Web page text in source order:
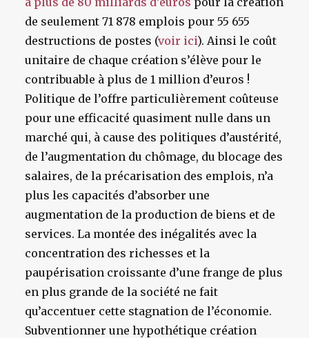
de seulement 71 878 emplois pour 55 655
destructions de postes (voir ici). Ainsi le coût
unitaire de chaque création s’élève pour le
contribuable à plus de 1 million d’euros !
Politique de l’offre particulièrement coûteuse
pour une efficacité quasiment nulle dans un
marché qui, à cause des politiques d’austérité,
de l’augmentation du chômage, du blocage des
salaires, de la précarisation des emplois, n’a
plus les capacités d’absorber une
augmentation de la production de biens et de
services. La montée des inégalités avec la
concentration des richesses et la
paupérisation croissante d’une frange de plus
en plus grande de la société ne fait
qu’accentuer cette stagnation de l’économie.
Subventionner une hypothétique création